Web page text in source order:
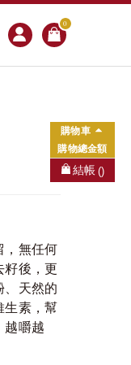
0
，無任何
籽後，更
、天然的
生素，幫
越嚼越
購物車
購物總金額
結帳 ()